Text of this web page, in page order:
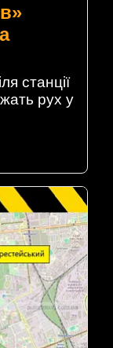
станції
рух у